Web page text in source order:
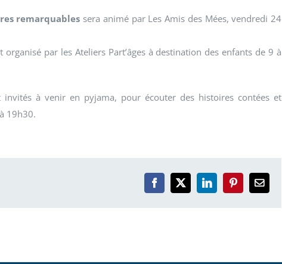
remarquables sera animé par Les Amis des Mées, vendredi 24
par les Ateliers Part’âges à destination des enfants de 9 à
invités à venir en pyjama, pour écouter des histoires contées et
19h30.
Facebook
X LinkedInPinterestEmail